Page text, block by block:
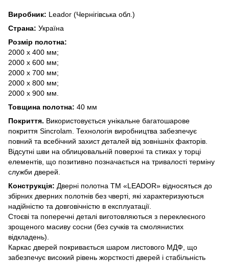
Виробник: Leador (Чернігівська обл.)
Страна: Україна
Розмір полотна:
2000 х 400 мм;
2000 х 600 мм;
2000 х 700 мм;
2000 х 800 мм;
2000 х 900 мм.
Товщина полотна: 40 мм
Покриття. Використовується унікальне багатошарове
покриття Sincrolam. Технологія виробництва забезпечує
повний та всебічний захист деталей від зовнішніх факторів.
Відсутні шви на облицювальній поверхні та стиках у торці
елементів, що позитивно позначається на тривалості терміну
служби дверей.
Конструкція: Дверні полотна ТМ «LEADOR» відносяться до
збірних дверних полотнів без чверті, які характеризуються
надійністю та довговічністю в експлуатації.
Стоєві та поперечні деталі виготовляються з переклеєного
зрощеного масиву сосни (без сучків та смолянистих
відкладень).
Каркас дверей покривається шаром листового МДФ, що
забезпечує високий рівень жорсткості дверей і стабільність